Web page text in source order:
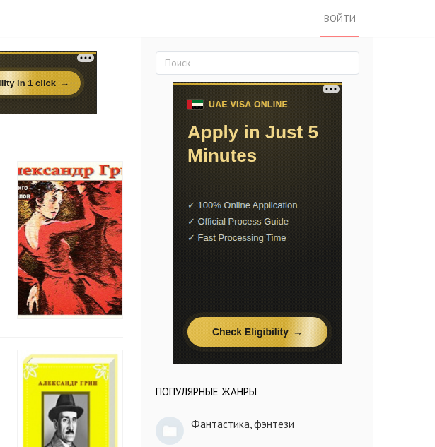
ВОЙТИ
ПОПУЛЯРНЫЕ ЖАНРЫ
Фантастика, фэнтези